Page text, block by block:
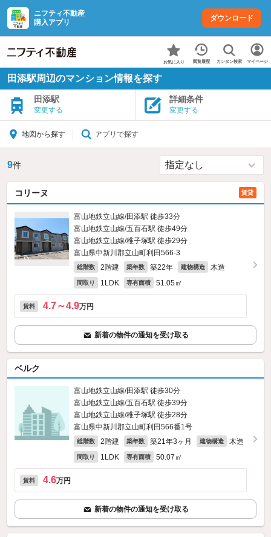
ニフティ不動産
購入アプリ
ダウンロード
お気に入り 閲覧履歴 カンタン検索 マイページ
田添駅周辺のマンション情報を探す
田添駅
変更する
詳細条件
変更する
地図から探す アプリで探す
9件
コリーヌ 賃貸
富山地鉄立山線/田添駅 徒歩33分
富山地鉄立山線/五百石駅 徒歩49分
富山地鉄立山線/稚子塚駅 徒歩29分
富山県中新川郡立山町利田566‐3
総階数 2階建 築年数 築22年 建物構造 木造
間取り 1LDK 専有面積 51.05㎡
賃料 4.7～4.9万円
新着の物件の通知を受け取る
ベルク
富山地鉄立山線/田添駅 徒歩30分
富山地鉄立山線/五百石駅 徒歩39分
富山地鉄立山線/稚子塚駅 徒歩28分
富山県中新川郡立山町利田566番1号
総階数 2階建 築年数 築21年3ヶ月 建物構造 木造
間取り 1LDK 専有面積 50.07㎡
賃料 4.6万円
新着の物件の通知を受け取る